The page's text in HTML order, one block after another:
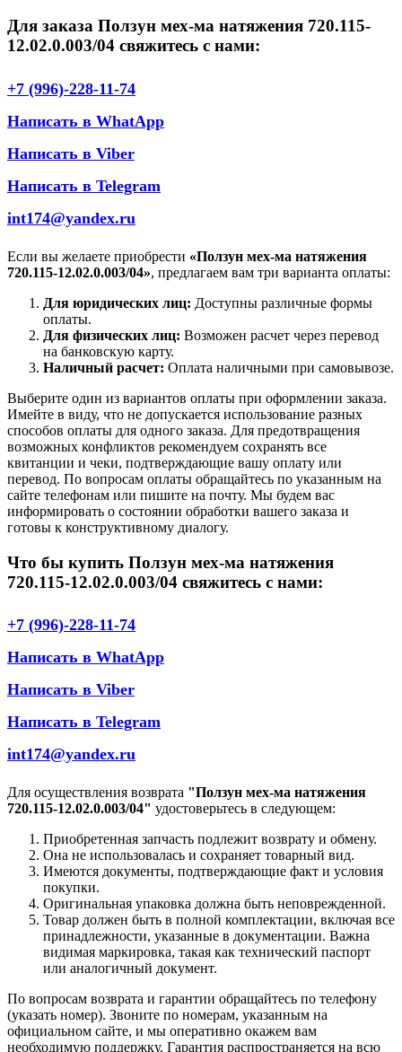
Для заказа Ползун мех-ма натяжения 720.115-
12.02.0.003/04 свяжитесь с нами:
+7 (996)-228-11-74
Написать в WhatApp
Написать в Viber
Написать в Telegram
int174@yandex.ru
Если вы желаете приобрести «Ползун мех-ма натяжения
720.115-12.02.0.003/04», предлагаем вам три варианта оплаты:
Для юридических лиц: Доступны различные формы
оплаты.
Для физических лиц: Возможен расчет через перевод
на банковскую карту.
Наличный расчет: Оплата наличными при самовывозе.
Выберите один из вариантов оплаты при оформлении заказа.
Имейте в виду, что не допускается использование разных
способов оплаты для одного заказа. Для предотвращения
возможных конфликтов рекомендуем сохранять все
квитанции и чеки, подтверждающие вашу оплату или
перевод. По вопросам оплаты обращайтесь по указанным на
сайте телефонам или пишите на почту. Мы будем вас
информировать о состоянии обработки вашего заказа и
готовы к конструктивному диалогу.
Что бы купить Ползун мех-ма натяжения
720.115-12.02.0.003/04 свяжитесь с нами:
+7 (996)-228-11-74
Написать в WhatApp
Написать в Viber
Написать в Telegram
int174@yandex.ru
Для осуществления возврата "Ползун мех-ма натяжения
720.115-12.02.0.003/04" удостоверьтесь в следующем:
Приобретенная запчасть подлежит возврату и обмену.
Она не использовалась и сохраняет товарный вид.
Имеются документы, подтверждающие факт и условия
покупки.
Оригинальная упаковка должна быть неповрежденной.
Товар должен быть в полной комплектации, включая все
принадлежности, указанные в документации. Важна
видимая маркировка, такая как технический паспорт
или аналогичный документ.
По вопросам возврата и гарантии обращайтесь по телефону
(указать номер). Звоните по номерам, указанным на
официальном сайте, и мы оперативно окажем вам
необходимую поддержку. Гарантия распространяется на всю